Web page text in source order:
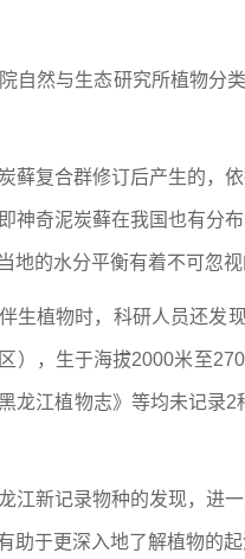
自然与生态研究所植物分
藓复合群修订后产生的，
神奇泥炭藓在我国也有分
地的水分平衡有着不可忽视
生植物时，科研人员还
），生于海拔2000米至
龙江植物志》等均未记
江新记录物种的发现，进
助于更深入地了解植物的起